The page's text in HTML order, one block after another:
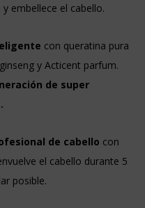
embellece el cabello.
con queratina pura
y Acticent parfum.
de super
de cabello con
el cabello durante 5
posible.